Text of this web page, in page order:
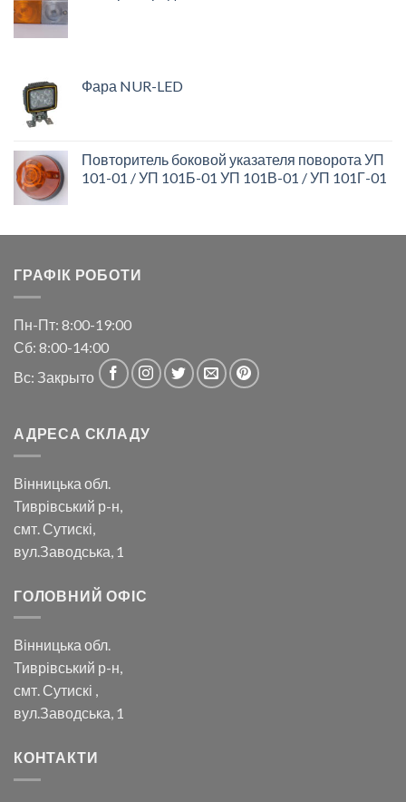
Фара NUR-LED
Повторитель боковой указателя поворота УП
101-01 / УП 101Б-01 УП 101В-01 / УП 101Г-01
ГРАФІК РОБОТИ
Пн-Пт: 8:00-19:00
Сб: 8:00-14:00
Вс: Закрыто
АДРЕСА СКЛАДУ
Вінницька обл.
Тиврівський р-н,
смт. Сутискі,
вул.Заводська, 1
ГОЛОВНИЙ ОФІС
Вінницька обл.
Тиврівський р-н,
смт. Сутискі ,
вул.Заводська, 1
КОНТАКТИ